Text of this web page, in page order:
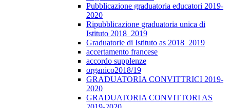
Pubblicazione graduatoria educatori 2019-
2020
Ripubblicazione graduatoria unica di
Istituto 2018_2019
Graduatorie di Istituto as 2018_2019
accertamento francese
accordo supplenze
organico2018/19
GRADUATORIA CONVITTRICI 2019-
2020
GRADUATORIA CONVITTORI AS